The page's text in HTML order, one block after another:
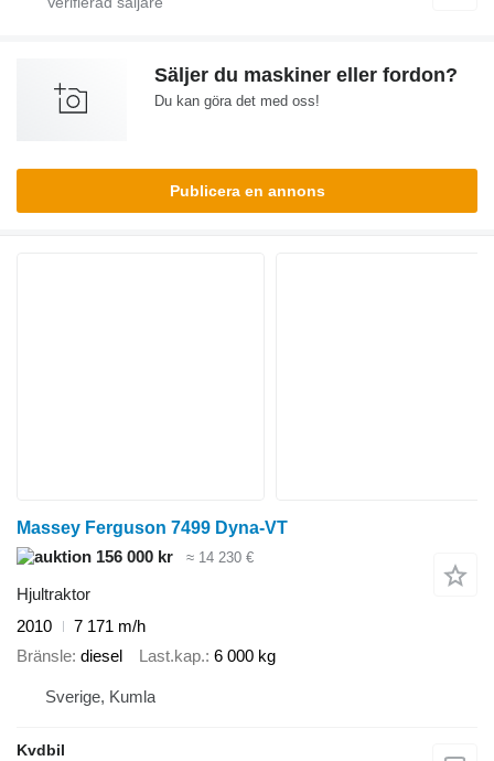
Säljer du maskiner eller fordon?
Du kan göra det med oss!
Publicera en annons
Massey Ferguson 7499 Dyna-VT
156 000 kr
≈ 14 230 €
Hjultraktor
2010
7 171 m/h
Bränsle diesel Last.kap. 6 000 kg
Sverige, Kumla
Kvdbil